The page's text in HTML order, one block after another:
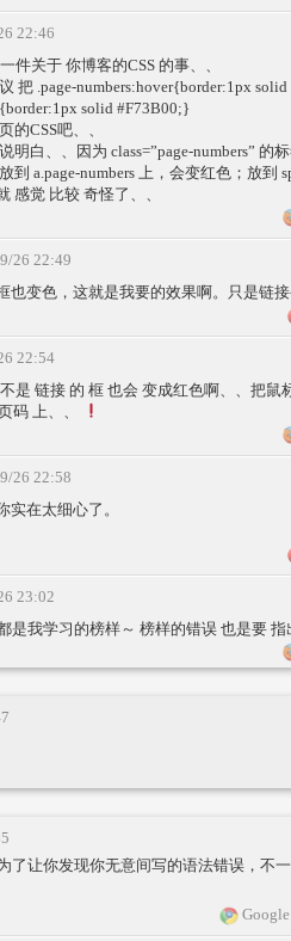
22:46
件关于 你博客的CSS 的事、、
把 .page-numbers:hover{border:1px
solid #F73B00;}
的CSS吧、、
明白、、因为 class=”page-numbers” 的
到 a.page-numbers 上，会变红色；放到
感觉 比较 奇怪了、、
26 22:49
也变色，这就是我要的效果啊。只是链
22:54
是 链接 的 框 也会 变成红色啊、、把鼠
码 上、、
26 22:58
实在太细心了。
23:02
是我学习的榜样～ 榜样的错误 也是要
了让你发现你无意间写的语法错误，不